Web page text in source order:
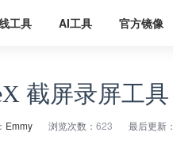
工具 AI工具 官方镜像
截屏录屏工具
Emmy 浏览次数： 623 最后更新：